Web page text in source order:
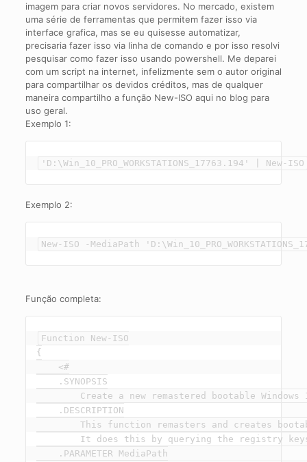
imagem para criar novos servidores. No mercado, existem
uma série de ferramentas que permitem fazer isso via
interface grafica, mas se eu quisesse automatizar,
precisaria fazer isso via linha de comando e por isso resolvi
pesquisar como fazer isso usando powershell. Me deparei
com um script na internet, infelizmente sem o autor original
para compartilhar os devidos créditos, mas de qualquer
maneira compartilho a função New-ISO aqui no blog para
uso geral.
Exemplo 1:
'D:\Win_10_PRO_WORKSTATIONS_17763.194' | New-ISO
Exemplo 2:
New-ISO -MediaPath
Função completa:
Function New-ISO
{
    <#
    .SYNOPSIS
Create a new remastered bootable Windows
    .DESCRIPTION
This function remasters and creates
It does this by querying the registry
    .PARAMETER MediaPath